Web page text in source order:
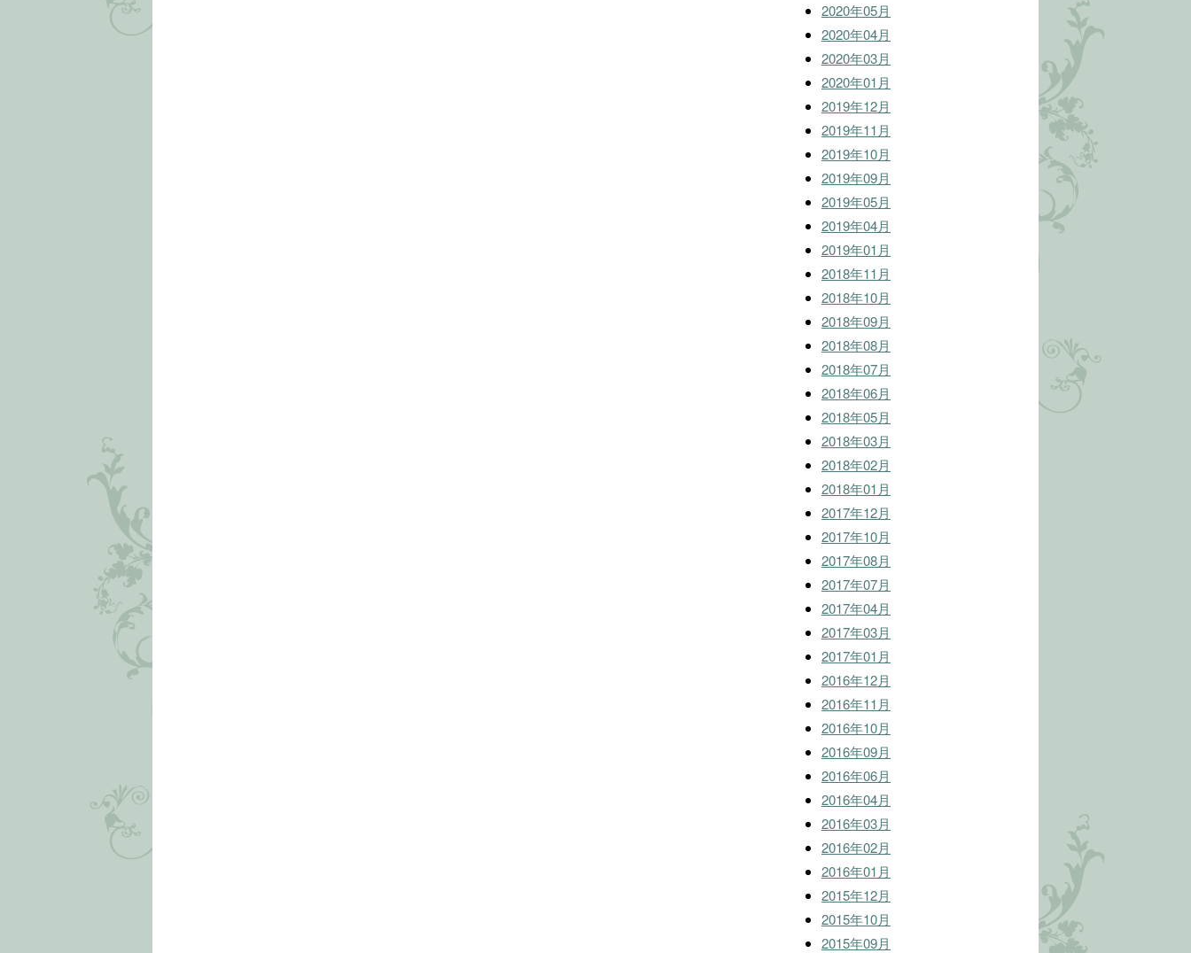
2020年05月
2020年04月
2020年03月
2020年01月
2019年12月
2019年11月
2019年10月
2019年09月
2019年05月
2019年04月
2019年01月
2018年11月
2018年10月
2018年09月
2018年08月
2018年07月
2018年06月
2018年05月
2018年03月
2018年02月
2018年01月
2017年12月
2017年10月
2017年08月
2017年07月
2017年04月
2017年03月
2017年01月
2016年12月
2016年11月
2016年10月
2016年09月
2016年06月
2016年04月
2016年03月
2016年02月
2016年01月
2015年12月
2015年10月
2015年09月